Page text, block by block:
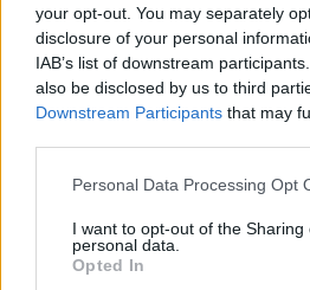
your opt-out. You may separately
disclosure of your personal
IAB’s list of downstream
also be disclosed by us to third
Downstream Participants that may
Please note that this website/app
not limited to your visit or usage
grant or deny consent to Google
use your data for below specified
Personal Data Processing Opt
I want to opt-out of the Sharing
personal data.
Opted In
között eljátszotta a Tartuffe
művészeti főtitkára lett, és e
negyven éven át volt a teátrum
szakértője, lelke - írta rólaSándor
rendező Százados színházkrónika
"Segíteni, mindig segíteni a
előkészíteni, hogy zökkenőmentes